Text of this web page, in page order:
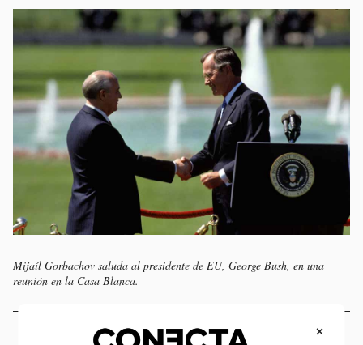
Mijaíl Gorbachov saluda al presidente de EU, George Bush, en una
reunión en la Casa Blanca.
×